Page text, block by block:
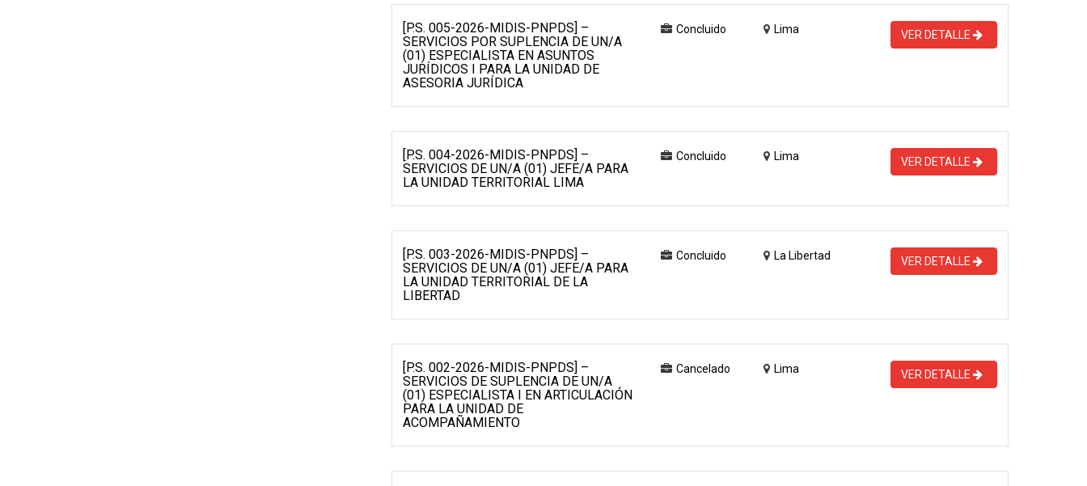
[P.S. 005-2026-MIDIS-PNPDS] –
SERVICIOS POR SUPLENCIA DE UN/A
(01) ESPECIALISTA EN ASUNTOS
JURÍDICOS I PARA LA UNIDAD DE
ASESORIA JURÍDICA
Concluido Lima VER DETALLE
[P.S. 004-2026-MIDIS-PNPDS] –
SERVICIOS DE UN/A (01) JEFE/A PARA
LA UNIDAD TERRITORIAL LIMA
Concluido Lima VER DETALLE
[P.S. 003-2026-MIDIS-PNPDS] –
SERVICIOS DE UN/A (01) JEFE/A PARA
LA UNIDAD TERRITORIAL DE LA
LIBERTAD
Concluido La Libertad VER DETALLE
[P.S. 002-2026-MIDIS-PNPDS] –
SERVICIOS DE SUPLENCIA DE UN/A
(01) ESPECIALISTA I EN ARTICULACIÓN
PARA LA UNIDAD DE
ACOMPAÑAMIENTO
Cancelado Lima VER DETALLE